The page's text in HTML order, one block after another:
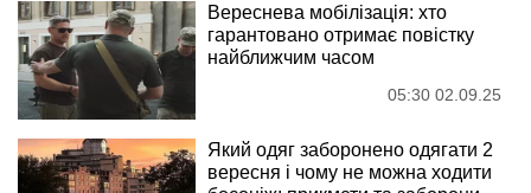
Вереснева мобілізація: хто
гарантовано отримає повістку
найближчим часом
05:30 02.09.25
Який одяг заборонено одягати 2
вересня і чому не можна ходити